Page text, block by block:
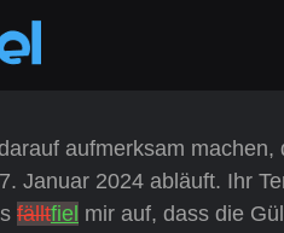
aufmerksam
Januar 2024 abläuft. Ihr
fälltfiel mir auf, dass die